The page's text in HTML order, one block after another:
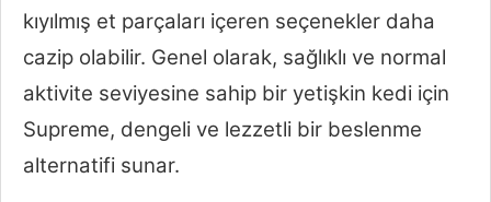
kıyılmış et parçaları içeren seçenekler daha
cazip olabilir. Genel olarak, sağlıklı ve normal
aktivite seviyesine sahip bir yetişkin kedi için
Supreme, dengeli ve lezzetli bir beslenme
alternatifi sunar.